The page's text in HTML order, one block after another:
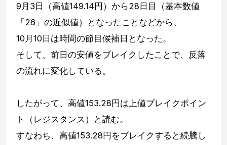
9月3日（高値149.14円）から28日目（基本数値
「26」の近似値）となったことなどから、
10月10日は時間の節目候補日となった。
そして、前日の安値をブレイクしたことで、反落
の流れに変化している。
したがって、高値153.28円は上値ブレイクポイン
ト（レジスタンス）と読む。
すなわち、高値153.28円をブレイクすると続騰し